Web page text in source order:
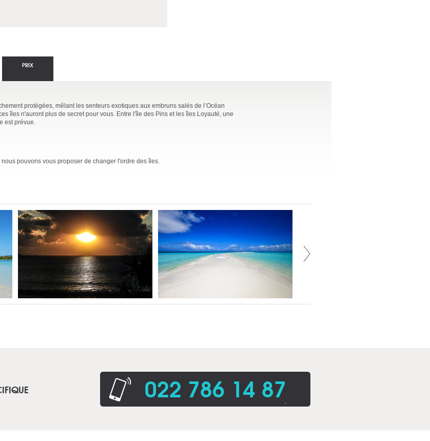
protégées, mêlant les senteurs exotiques aux embruns salés de l’Océan
îles n'auront plus de secret pour vous. Entre l'île des Pins et les îles Loyauté, une
est prévue.
pouvons vous proposer de changer l'ordre des îles.
PRIX
022 786 14 87.